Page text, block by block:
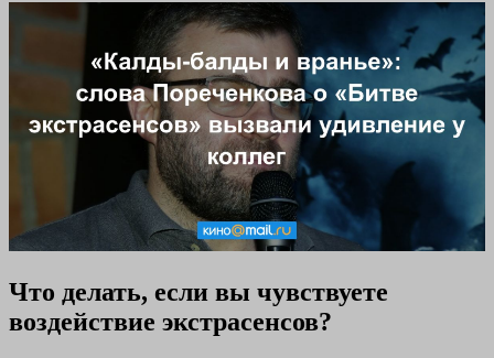
Что делать, если вы чувствуете
воздействие экстрасенсов?